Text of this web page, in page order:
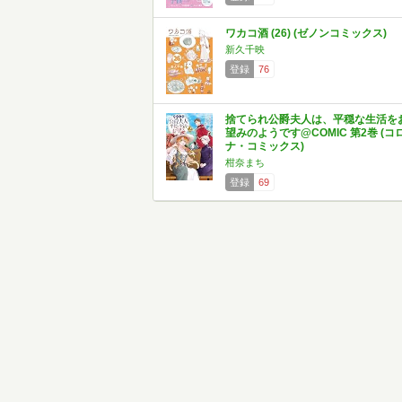
ワカコ酒 (26) (ゼノンコミックス)
新久千映
登録
76
捨てられ公爵夫人は、平穏な生活を
望みのようです@COMIC 第2巻 (コ
ナ・コミックス)
柑奈まち
登録
69